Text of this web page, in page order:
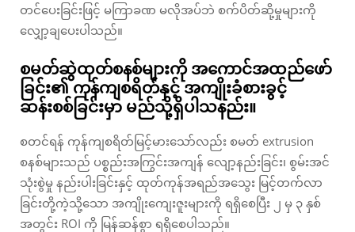
တင်ပေးခြင်းဖြင့် မကြာခဏ မလိုအပ်ဘဲ စက်ပိတ်ဆို့မှုများကို
လျှော့ချပေးပါသည်။
စမတ်ဆွဲထုတ်စနစ်များကို အကောင်အထည်ဖော်
ခြင်း၏ ကုန်ကျစရိတ်နှင့် အကျိုးခံစားခွင့်
ဆန်းစစ်ခြင်းမှာ မည်သို့ရှိပါသနည်း။
စတင်ရန် ကုန်ကျစရိတ်မြင့်မားသော်လည်း စမတ် extrusion
စနစ်များသည် ပစ္စည်းအကြွင်းအကျန် လျော့နည်းခြင်း၊ စွမ်းအင်
သုံးစွဲမှု နည်းပါးခြင်းနှင့် ထုတ်ကုန်အရည်အသွေး မြင့်တက်လာ
ခြင်းတို့ကဲ့သို့သော အကျိုးကျေးဇူးများကို ရရှိစေပြီး ၂ မှ ၃ နှစ်
အတွင်း ROI ကို မြန်ဆန်စွာ ရရှိစေပါသည်။